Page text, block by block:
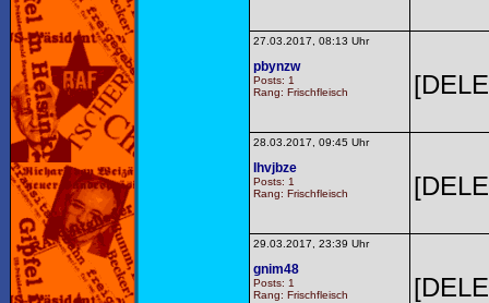
27.03.2017, 08:13 Uhr
pbynzw
Posts: 1
Rang: Frischfleisch
28.03.2017, 09:45 Uhr
Ihvjbze
Posts: 1
Rang: Frischfleisch
29.03.2017, 23:39 Uhr
gnim48
Posts: 1
Rang: Frischfleisch